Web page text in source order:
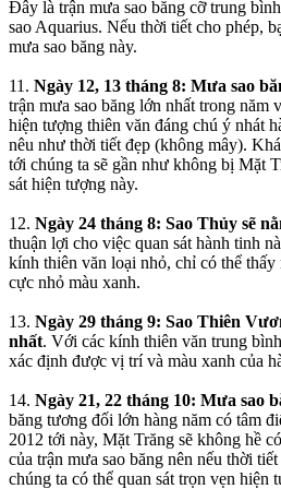
Đây là trận mưa sao băng cỡ trung
sao Aquarius. Nếu thời tiết cho phép,
mưa sao băng này.
11. Ngày 12, 13 tháng 8: Mưa sao
trận mưa sao băng lớn nhất trong năm
hiện tượng thiên văn đáng chú ý nhát
nêu như thời tiết đẹp (không mây).
tới chúng ta sẽ gần như không bị Mặt
sát hiện tượng này.
12. Ngày 24 tháng 8: Sao Thủy sẽ
thuận lợi cho việc quan sát hành tinh
kính thiên văn loại nhỏ, chỉ có thể thấy
cực nhỏ màu xanh.
13. Ngày 29 tháng 9: Sao Thiên
nhất. Với các kính thiên văn trung
xác định được vị trí và màu xanh của
14. Ngày 21, 22 tháng 10: Mưa sao
băng tương đối lớn hàng năm có tâm
2012 tới này, Mặt Trăng sẽ không hề
của trận mưa sao băng nên nếu thời
chúng ta có thể quan sát trọn vẹn hiện